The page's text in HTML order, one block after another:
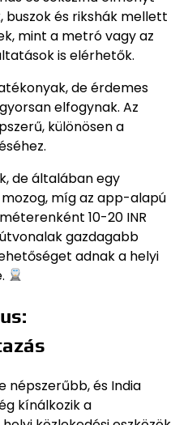
buszok és rikshák mellett
mint a metró vagy az
is elérhetők.
de érdemes
elfogynak. Az
különösen a
de általában egy
míg az app-alapú
10-20 INR
gazdagabb
adnak a helyi
népszerűbb, és India
kínálkozik a